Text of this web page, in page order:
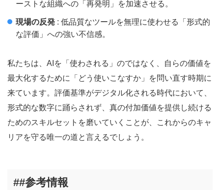
ーストな組織への「再発明」を加速させる。
現場の反発 : 低品質なツールを無理に使わせる「形式的
な評価」への強い不信感。
私たちは、AIを「使わされる」のではなく、自らの価値を
最大化するために「どう使いこなすか」を問い直す時期に
来ています。評価基準がデジタル化される時代において、
形式的な数字に踊らされず、真の付加価値を提供し続ける
ためのスキルセットを磨いていくことが、これからのキャ
リアを守る唯一の道と言えるでしょう。
##参考情報